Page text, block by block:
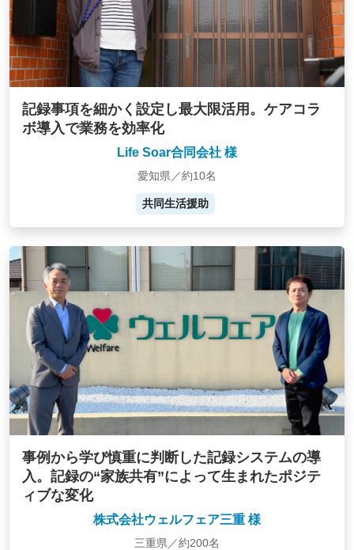
記録事項を細かく設定し最大限活用。ケアコラ
ボ導入で業務を効率化
Life Soar合同会社 様
愛知県／約10名
共同生活援助
事例から学び慎重に判断した記録システムの導
入。記録の“家族共有”によって生まれたポジテ
ィブな変化
株式会社ウェルフェア三重 様
三重県／約200名